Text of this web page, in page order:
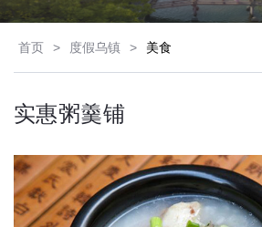
首页 > 度假乌镇 > 美食
实惠粥羹铺